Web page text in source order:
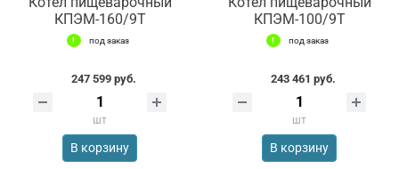
КПЭМ-160/9Т
под заказ
247 599 руб.
шт
В корзину
КПЭМ-100/9Т
под заказ
243 461 руб.
шт
В корзину